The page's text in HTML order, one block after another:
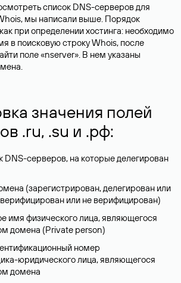
список DNS-серверов для
мы написали выше. Порядок
при определении хостинга: необходимо
в поисковую строку Whois, после
поле «nserver». В нем указаны
значения полей
.ru, .su и .рф:
DNS-серверов, на которые делегирован
(зарегистрирован, делегирован или
или не верифицирован)
имя физического лица, являющегося
домена (Privatе person)
номер
юридического лица, являющегося
домена